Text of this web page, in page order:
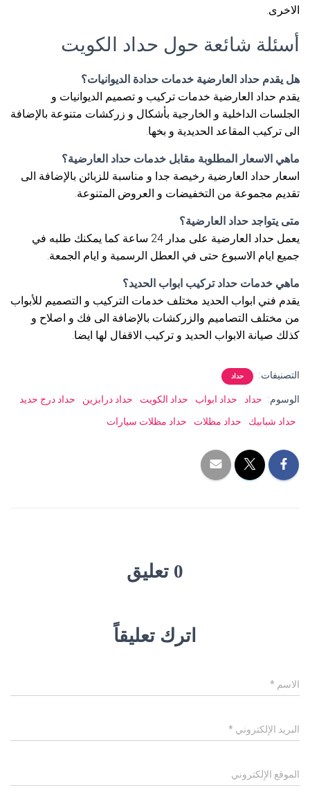
الاخرى.
أسئلة شائعة حول حداد الكويت
هل يقدم حداد العارضية خدمات حدادة الديوانيات؟
يقدم حداد العارضية خدمات تركيب و تصميم الديوانيات و
الجلسات الداخلية و الخارجية بأشكال و زركشات متنوعة بالإضافة
الى تركيب المقاعد الحديدية و بخها.
ماهي الاسعار المطلوبة مقابل خدمات حداد العارضية؟
اسعار حداد العارضية رخيصة جدا و مناسبة للزبائن بالإضافة الى
تقديم مجموعة من التخفيضات و العروض المتنوعة.
متى يتواجد حداد العارضية؟
يعمل حداد العارضية على مدار 24 ساعة كما يمكنك طلبه في
جميع ايام الاسبوع حتى في العطل الرسمية و ايام الجمعة.
ماهي خدمات حداد تركيب ابواب الحديد؟
يقدم فني ابواب الحديد مختلف خدمات التركيب و التصميم للأبواب
من مختلف التصاميم والزركشات بالإضافة الى فك و اصلاح و
كذلك صيانة الابواب الحديد و تركيب الاقفال لها ايضا.
التصنيفات: حداد
الوسوم: حداد حداد ابواب حداد الكويت حداد درابزين
حداد درج حديد
حداد شبابيك
حداد مظلات حداد مظلات سيارات
0 تعليق
اترك تعليقاً
الاسم *
البريد الإلكتروني *
الموقع الإلكتروني